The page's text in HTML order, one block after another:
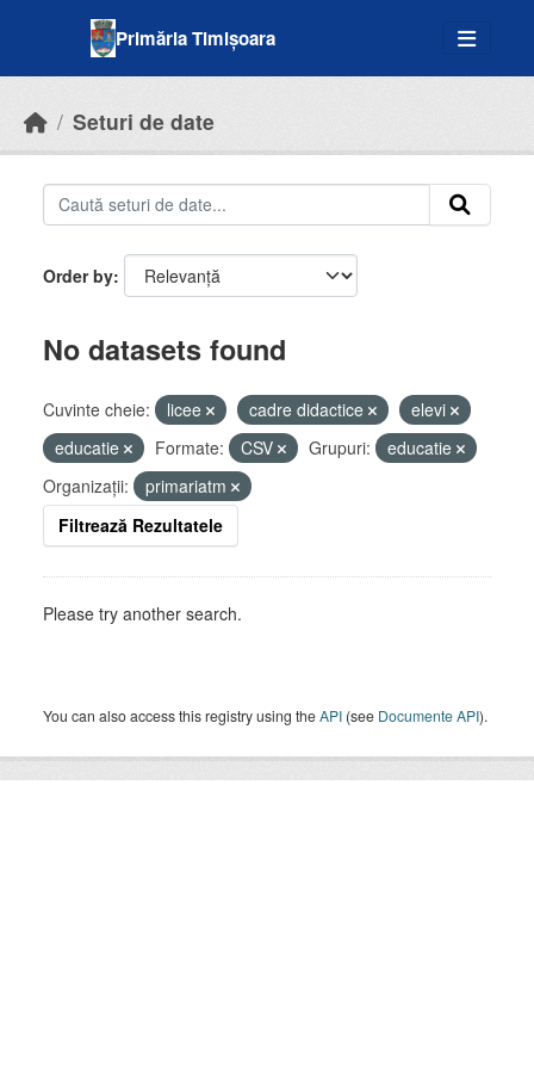
Primăria Timișoara
Seturi de date
Order by
No datasets found
Cuvinte cheie: licee cadre didactice
elevi
educatie
Formate: CSV Grupuri:
educatie
Organizații:
primariatm
Filtrează Rezultatele
Please try another search.
You can also access this registry using theAPI (see Documente API).